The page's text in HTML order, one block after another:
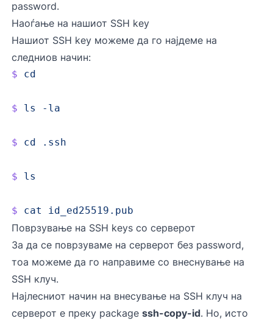
password.
Наоѓање на нашиот SSH key
Нашиот SSH key можеме да го најдеме на
следниов начин:
$ cd
$ ls -la
$ cd .ssh
$ ls
$ cat id_ed25519.pub
Поврзување на SSH keys со серверот
За да се поврзуваме на серверот без password,
тоа можеме да го направиме со внеснување на
SSH клуч.
Најлесниот начин на внесување на SSH клуч на
серверот е преку package ssh-copy-id. Но, исто